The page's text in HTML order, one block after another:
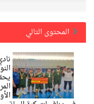
المحتوى التالي